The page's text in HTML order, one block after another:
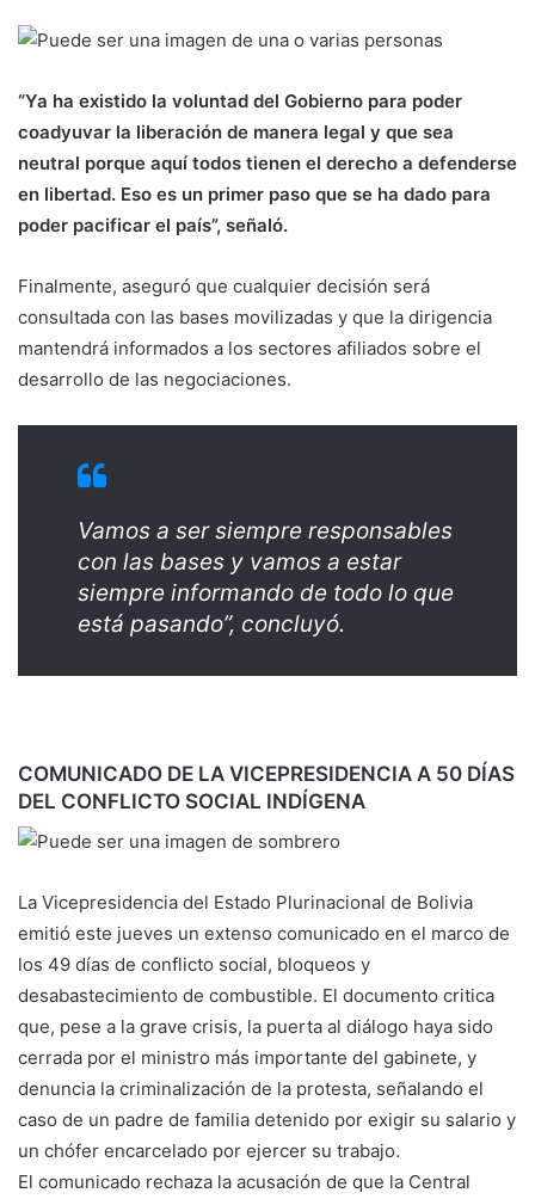
“Ya ha existido la voluntad del Gobierno para poder
coadyuvar la liberación de manera legal y que sea
neutral porque aquí todos tienen el derecho a defenderse
en libertad. Eso es un primer paso que se ha dado para
poder pacificar el país”, señaló.
Finalmente, aseguró que cualquier decisión será
consultada con las bases movilizadas y que la dirigencia
mantendrá informados a los sectores afiliados sobre el
desarrollo de las negociaciones.
Vamos a ser siempre responsables
con las bases y vamos a estar
siempre informando de todo lo que
está pasando”, concluyó.
COMUNICADO DE LA VICEPRESIDENCIA A 50 DÍAS
DEL CONFLICTO SOCIAL INDÍGENA
La Vicepresidencia del Estado Plurinacional de Bolivia
emitió este jueves un extenso comunicado en el marco de
los 49 días de conflicto social, bloqueos y
desabastecimiento de combustible. El documento critica
que, pese a la grave crisis, la puerta al diálogo haya sido
cerrada por el ministro más importante del gabinete, y
denuncia la criminalización de la protesta, señalando el
caso de un padre de familia detenido por exigir su salario y
un chófer encarcelado por ejercer su trabajo.
El comunicado rechaza la acusación de que la Central